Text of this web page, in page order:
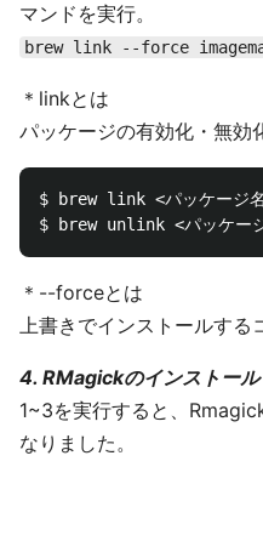
マンドを実行。
brew link --force
＊linkとは
パッケージの有効化・無効
$ brew link <パッケージ
＊--forceとは
上書きでインストールする
4. RMagickのインストール
1~3を実行すると、
なりました。